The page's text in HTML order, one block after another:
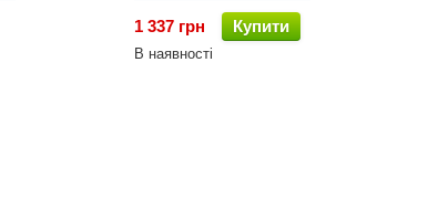
1 337 грн
Купити
В наявності